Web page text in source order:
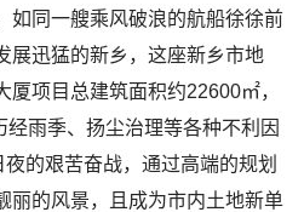
如同一艘乘风破浪的航船徐徐前
展迅猛的新乡，这座新乡市地
项目总建筑面积约22600㎡，
雨季、扬尘治理等各种不利因
的艰苦奋战，通过高端的规划
丽的风景，且成为市内土地新单